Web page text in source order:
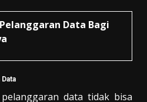
Data Bagi
data tidak bisa